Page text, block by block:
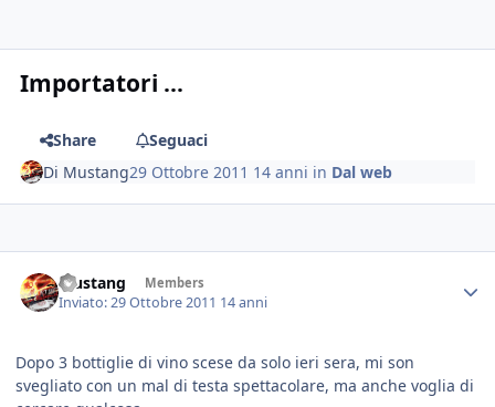
Importatori ...
Share
Seguaci
Di Mustang29 Ottobre 2011 14 anni in Dal web
Mustang Members
Inviato:29 Ottobre 2011 14 anni
Dopo 3 bottiglie di vino scese da solo ieri sera, mi son
svegliato con un mal di testa spettacolare, ma anche voglia di